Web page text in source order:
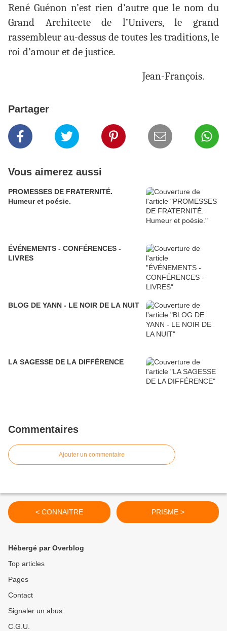
René Guénon n’est rien d’autre que le nom du
Grand Architecte de l’Univers, le grand
rassembleur au-dessus de toutes les traditions, le
roi d’amour et de justice.
Jean-François.
Partager
Vous aimerez aussi
PROMESSES DE FRATERNITÉ.
Humeur et poésie.
ÉVÉNEMENTS - CONFÉRENCES -
LIVRES
BLOG DE YANN - LE NOIR DE LA NUIT
LA SAGESSE DE LA DIFFÉRENCE
Commentaires
Ajouter un commentaire
< CONNAITRE PRISME >
Hébergé par Overblog
Top articles
Pages
Contact
Signaler un abus
C.G.U.